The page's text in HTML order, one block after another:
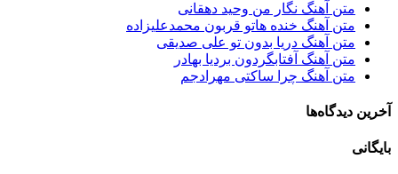
متن آهنگ نگار من وحید دهقانی
متن آهنگ خنده هاتو قربون محمدعلیزاده
متن آهنگ دریا بدون تو علی صدیقی
متن آهنگ آفتابگردون بردیا بهادر
متن آهنگ چرا ساکتی مهرادجم
آخرین دیدگاه‌ها
بایگانی